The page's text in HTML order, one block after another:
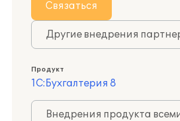
Связаться
Другие внедрения
Продукт
1С:Бухгалтерия 8
Внедрения продукта